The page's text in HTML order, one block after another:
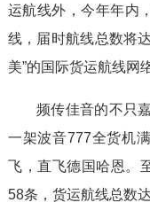
运航线外，今年年内
线，届时航线总数将
美”的国际货运航线网
频传佳音的不只
一架波音777全货机
飞，直飞德国哈恩。
58条，货运航线总数达